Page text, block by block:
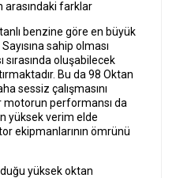
arasındaki farklar
benzine göre en büyük
sahip olması
oluşabilecek
Bu da 98 Oktan
sessiz çalışmasını
motorun performansı da
yüksek verim elde
ekipmanlarının ömrünü
yüksek oktan